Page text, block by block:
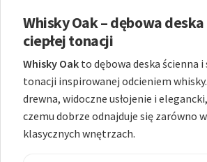
Whisky Oak – dębowa
ciepłej tonacji
Whisky Oak to dębowa deska ścienna
tonacji inspirowanej odcieniem
drewna, widoczne usłojenie i
czemu dobrze odnajduje się zarówno
klasycznych wnętrzach.